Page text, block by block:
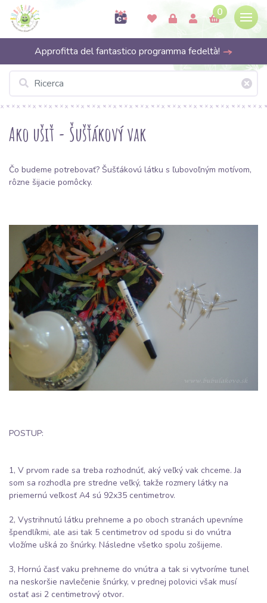
0
Approfitta del fantastico programma fedeltà!
Ako ušiť - Šušťákový vak
Čo budeme potrebovať? Šušťákovú látku s ľubovoľným motívom,
rôzne šijacie pomôcky.
POSTUP:
1, V prvom rade sa treba rozhodnúť, aký veľký vak chceme. Ja
som sa rozhodla pre stredne veľký, takže rozmery látky na
priemernú veľkosť A4 sú 92x35 centimetrov.
2, Vystrihnutú látku prehneme a po oboch stranách upevníme
špendlíkmi, ale asi tak 5 centimetrov od spodu si do vnútra
vložíme ušká zo šnúrky. Následne všetko spolu zošijeme.
3, Hornú časť vaku prehneme do vnútra a tak si vytvoríme tunel
na neskoršie navlečenie šnúrky, v prednej polovici však musí
ostať asi 2 centimetrový otvor.